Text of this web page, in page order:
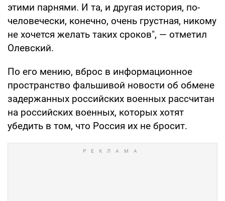
этими парнями. И та, и другая история, по-
человечески, конечно, очень грустная, никому
не хочется желать таких сроков", — отметил
Олевский.
По его мению, вброс в информационное
пространство фальшивой новости об обмене
задержанных российских военных рассчитан
на российских военных, которых хотят
убедить в том, что Россия их не бросит.